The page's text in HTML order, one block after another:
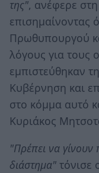
της", ανέφερε
επισημαίνοντας
Πρωθυπουργού
λόγους για τους
εμπιστεύθηκαν
Κυβέρνηση και
στο κόμμα αυτό
Κυριάκος
"Πρέπει να
διάστημα" τόνισε